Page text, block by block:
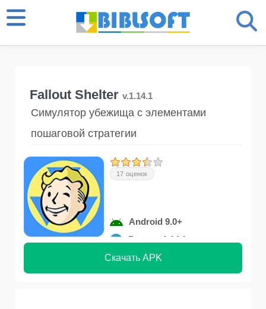
Fallout Shelter v.1.14.1
Симулятор убежища с элементами
пошаговой стратегии
17 оценок
Android 9.0+
Версия 1.14.1
Скачать APK